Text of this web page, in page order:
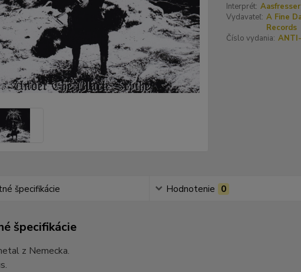
Interprét: Aasfresser
Vydavateľ: A Fine
Records
Číslo vydania:
špecifikácie Hodnotenie 0
špecifikácie
z Nemecka.